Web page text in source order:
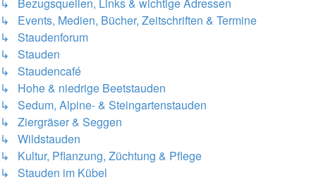
↳ Events, Medien, Bücher, Zeitschriften & Termine
↳ Staudenforum
↳ Stauden
↳ Staudencafé
↳ Hohe & niedrige Beetstauden
↳ Sedum, Alpine- & Steingartenstauden
↳ Ziergräser & Seggen
↳ Wildstauden
↳ Kultur, Pflanzung, Züchtung & Pflege
↳ Stauden im Kübel